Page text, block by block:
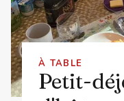
À TABLE
Petit-